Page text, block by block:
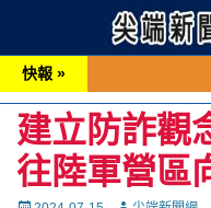
快報 »
建立防詐觀
往陸軍營區